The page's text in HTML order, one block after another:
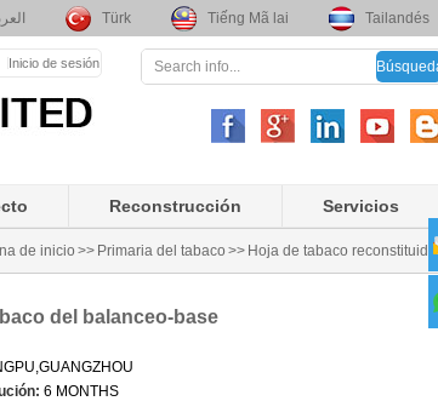
Türk Tiếng Mã lai Tailandés
Inicio de sesión
Reconstrucción Servicios
de inicio >> Primaria del tabaco >> Hoja de tabaco reconstituido
del balanceo-base
6 MONTHS